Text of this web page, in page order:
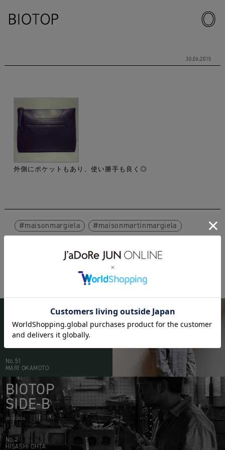
30.06.2015
外側にポケットもあり、使い勝手も良く◎
maisonmargiela maisonmartinmargiela
BIOTOP
PEOPLE
No.51
MARI OKAMOTO
BIOTOP
SIDE-B
28.10.2024
No.2
HISASHI OHTA